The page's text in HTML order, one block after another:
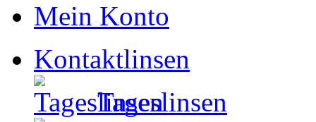
Mein Konto
Kontaktlinsen
Tageslinsen